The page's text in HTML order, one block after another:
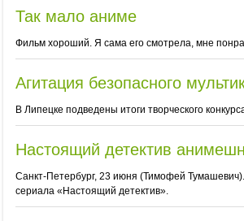
Так мало аниме
Фильм хороший. Я сама его смотрела, мне
Агитация безопасного
В Липецке подведены итоги творческого
Настоящий детектив
Санкт-Петербург, 23 июня (Тимофей
сериала «Настоящий детектив».